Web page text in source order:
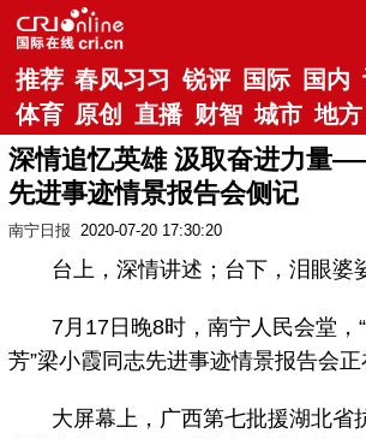
推荐 春风习习 锐评 国际 国内
体育 原创 直播 财智 城市 地方
深情追忆英雄 汲取奋进力量
先进事迹情景报告会侧记
南宁日报 2020-07-20 17:30:20
台上，深情讲述；台下，泪眼婆
7月17日晚8时，南宁人民会堂，“
芳”梁小霞同志先进事迹情景报告会正
大屏幕上，广西第七批援湖北省抗